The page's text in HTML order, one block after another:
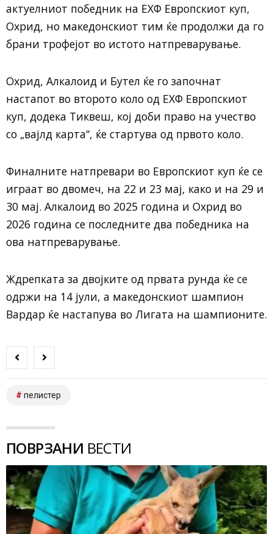
актуелниот победник на ЕХФ Европскиот куп,
Охрид, но македонскиот тим ќе продолжи да го
брани трофејот во истото натпреварување.
Охрид, Алкалоид и Бутел ќе го започнат
настапот во второто коло од ЕХФ Европскиот
куп, додека Тиквеш, кој доби право на учество
со „вајлд карта“, ќе стартува од првото коло.
Финалните натпревари во Европскиот куп ќе се
играат во двомеч, на 22 и 23 мај, како и на 29 и
30 мај. Алкалоид во 2025 година и Охрид во
2026 година се последните два победника на
ова натпреварување.
Ждрепката за двојките од првата рунда ќе се
одржи на 14 јули, а македонскиот шампион
Вардар ќе настапува во Лигата на шампионите.
пелистер
ПОВРЗАНИ ВЕСТИ